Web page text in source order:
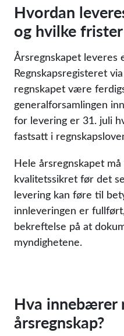
Hvordan
og hvilke
Årsregnskapet leveres
Regnskapsregisteret
regnskapet være
generalforsamlingen
for levering er 31. juli
fastsatt i
Hele årsregnskapet
kvalitetssikret før det
levering kan føre til
innleveringen er
bekreftelse på at
myndighetene.
Hva innebærer
årsregnskap?